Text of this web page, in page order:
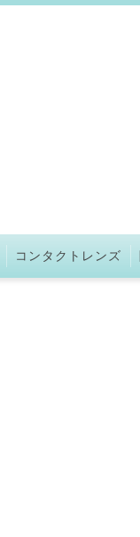
コンタクトレンズ